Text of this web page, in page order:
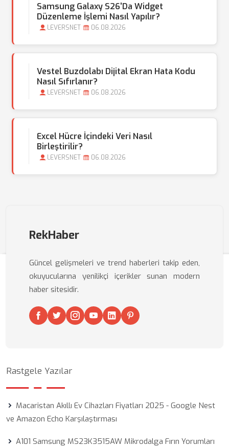
Samsung Galaxy S26'da Widget
Düzenleme İşlemi Nasıl Yapılır?
LEVERSNET 06.08.2026
Vestel Buzdolabı Dijital Ekran Hata Kodu
Nasıl Sıfırlanır?
LEVERSNET 06.08.2026
Excel Hücre İçindeki Veri Nasıl
Birleştirilir?
LEVERSNET 06.08.2026
RekHaber
Güncel gelişmeleri ve trend haberleri takip eden,
okuyucularına yenilikçi içerikler sunan modern
haber sitesidir.
Rastgele Yazılar
Macaristan Akıllı Ev Cihazları Fiyatları 2025 - Google Nest
ve Amazon Echo Karşılaştırması
A101 Samsung MS23K3515AW Mikrodalga Fırın Yorumları